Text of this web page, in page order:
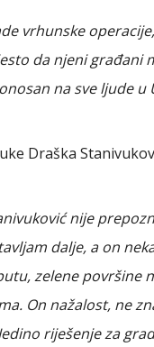
vrhunske
da njeni građani
na sve ljude u
Draška
nije
dalje, a on
zelene površine
On nažalost, ne
riješenje za